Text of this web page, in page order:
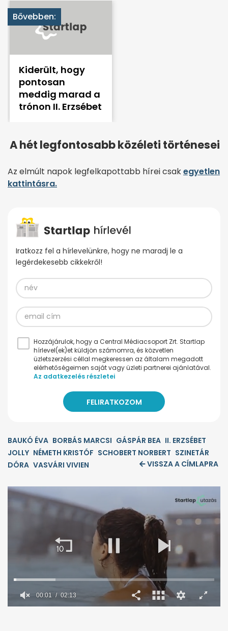
Bővebben:
Kiderült, hogy
pontosan
meddig marad a
trónon II. Erzsébet
A hét legfontosabb közéleti történesei
Az elmúlt napok legfelkapottabb hírei csakegyetlen
kattintásra.
Iratkozz fel a hírlevelünkre, hogy ne maradj le a
legérdekesebb cikkekről!
Hozzájárulok, hogy a Central Médiacsoport Zrt. Startlap
hírlevel(ek)et küldjön számomra, és közvetlen
üzletszerzési céllal megkeressen az általam megadott
elérhetőségeimen saját vagy üzleti partnerei ajánlatával.
Az adatkezelés részletei
BAUKÓ ÉVA BORBÁS MARCSI GÁSPÁR BEA II. ERZSÉBET
JOLLY NÉMETH KRISTÓF SCHOBERT NORBERT SZINETÁR
DÓRA VASVÁRI VIVIEN VISSZA A CÍMLAPRA